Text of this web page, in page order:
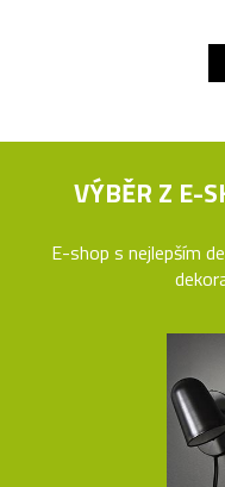
VÝBĚR Z E-
E-shop s nejlepším